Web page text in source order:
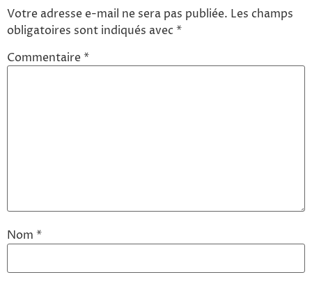
Votre adresse e-mail ne sera pas publiée. Les champs
obligatoires sont indiqués avec*
Commentaire*
Nom *